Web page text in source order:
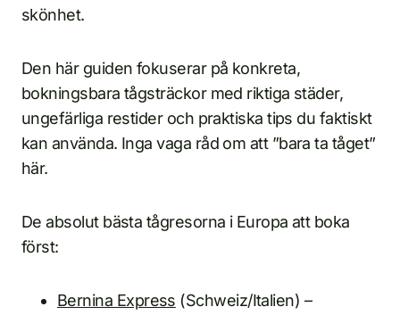
skönhet.
Den här guiden fokuserar på konkreta,
bokningsbara tågsträckor med riktiga städer,
ungefärliga restider och praktiska tips du faktiskt
kan använda. Inga vaga råd om att ”bara ta tåget”
här.
De absolut bästa tågresorna i Europa att boka
först:
Bernina Express (Schweiz/Italien) –